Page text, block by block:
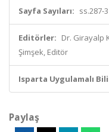
Sayfa Sayıları: ss.287-
Editörler: Dr. Girayalp
Şimşek, Editör
Isparta Uygulamalı
Paylaş